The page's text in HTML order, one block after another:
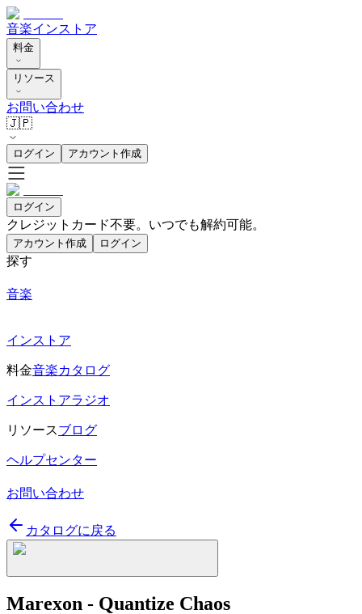
音楽インストア
料金
リソース
お問い合わせ
🇯🇵
ログイン アカウント作成
ログイン
クレジットカード不要。いつでも解約可能。
アカウント作成 ログイン
探す
音楽
インストア
料金音楽カタログ
インストアラジオ
リソースブログ
ヘルプセンター
お問い合わせ
カタログに戻る
Marexon - Quantize Chaos